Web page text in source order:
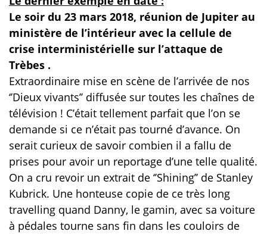
Le soir du 23 mars 2018, réunion de Jupiter au
ministère de l’intérieur avec la cellule de
crise interministérielle sur l’attaque de
Trèbes .
Extraordinaire mise en scène de l’arrivée de nos
‘’Dieux vivants’’ diffusée sur toutes les chaînes de
télévision ! C’était tellement parfait que l’on se
demande si ce n’était pas tourné d’avance. On
serait curieux de savoir combien il a fallu de
prises pour avoir un reportage d’une telle qualité.
On a cru revoir un extrait de ‘’Shining’’ de Stanley
Kubrick. Une honteuse copie de ce très long
travelling quand Danny, le gamin, avec sa voiture
à pédales tourne sans fin dans les couloirs de